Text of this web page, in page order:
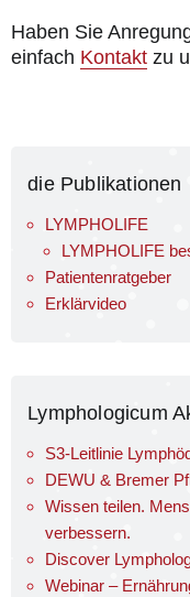
Haben Sie
einfach Kontakt zu
die Publikationen
LYMPHOLIFE
LYMPHOLIFE
Patienten­ratgeber
Erklärvideo
Lymphologicum
S3-Leitlinie
DEWU & Bremer
Wissen teilen.
verbessern.
Discover
Webinar –